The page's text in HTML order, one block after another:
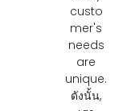
custo
mer's
needs
are
unique.
ดังนั้น,